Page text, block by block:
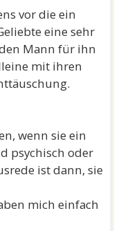
vor die ein
eine sehr
Mann für ihn
mit ihren
wenn sie ein
psychisch oder
ist dann, sie
mich einfach